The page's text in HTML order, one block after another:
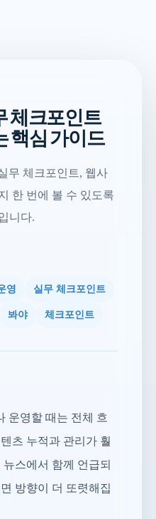
체크포인트
핵심 가이드
무 체크포인트, 웹사
한 번에 볼 수 있도록
니다.
영 실무 체크포인트
봐야 체크포인트
운영할 때는 전체 흐
츠 누적과 관리가 훨
스에서 함께 언급되
방향이 더 또렷해집